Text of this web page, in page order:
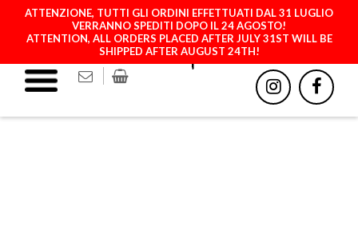
ATTENZIONE, TUTTI GLI ORDINI EFFETTUATI DAL 31 LUGLIO
VERRANNO SPEDITI DOPO IL 24 AGOSTO!
ATTENTION, ALL ORDERS PLACED AFTER JULY 31ST WILL BE
SHIPPED AFTER AUGUST 24TH!